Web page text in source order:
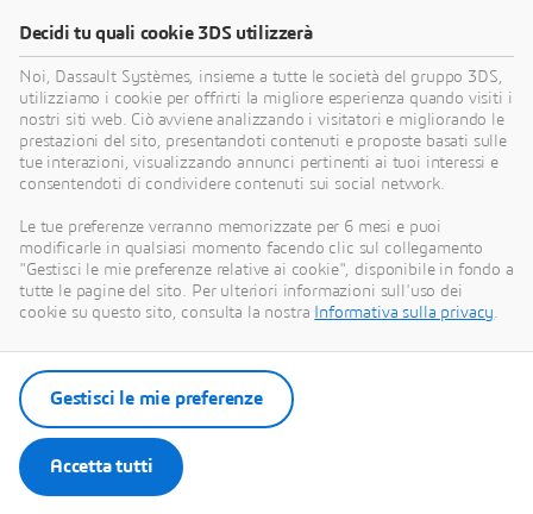
modellazione 3D parametrica di Dassault Systèmes sono
ora utilizzati dai professionisti dell'industria in una vasta
gamma di settori, tra cui la produzione. Dallo sviluppo
del prossimo eroe dei cartoni animati alla scoperta di
modi piùsostenibiliper costruire le nostre case, i
progettisti scoprono che con Dassault Systèmes possono
realizzare le loro visioni e superare i loro obiettivi.
Decidi tu quali cookie 3DS utilizzerà
Noi, Dassault Systèmes, insieme a tutte le società del gruppo 3DS,
utilizziamo i cookie per offrirti la migliore esperienza quando visiti i
nostri siti web. Ciò avviene analizzando i visitatori e migliorando le
prestazioni del sito, presentandoti contenuti e proposte basati sulle
tue interazioni, visualizzando annunci pertinenti ai tuoi interessi e
consentendoti di condividere contenuti sui social network.
Le tue preferenze verranno memorizzate per 6 mesi e puoi
modificarle in qualsiasi momento facendo clic sul collegamento
"Gestisci le mie preferenze relative ai cookie", disponibile in fondo a
tutte le pagine del sito. Per ulteriori informazioni sull'uso dei
cookie su questo sito, consulta la nostra
Informativa sulla privacy.
Accetta tutti
Gestisci le mie preferenze